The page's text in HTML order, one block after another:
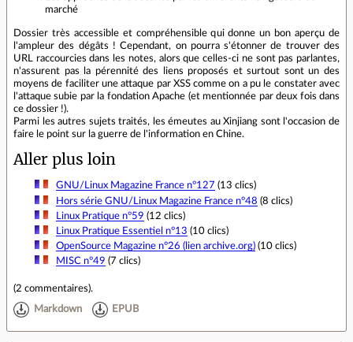
marché
Dossier très accessible et compréhensible qui donne un bon aperçu de
l'ampleur des dégâts ! Cependant, on pourra s'étonner de trouver des
URL raccourcies dans les notes, alors que celles-ci ne sont pas parlantes,
n'assurent pas la pérennité des liens proposés et surtout sont un des
moyens de faciliter une attaque par XSS comme on a pu le constater avec
l'attaque subie par la fondation Apache (et mentionnée par deux fois dans
ce dossier !).
Parmi les autres sujets traités, les émeutes au Xinjiang sont l'occasion de
faire le point sur la guerre de l'information en Chine.
Aller plus loin
GNU/Linux Magazine France n°127 (13 clics)
Hors série GNU/Linux Magazine France n°48 (8 clics)
Linux Pratique n°59 (12 clics)
Linux Pratique Essentiel n°13 (10 clics)
OpenSource Magazine n°26 (lien archive.org)(10 clics)
MISC n°49 (7 clics)
(2 commentaires).
Markdown EPUB